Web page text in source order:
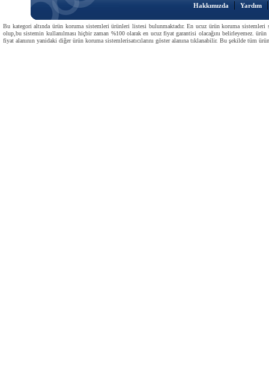
Hakkımızda | Yardım
Bu kategori altında ürün koruma sistemleri ürünleri listesi bulunmaktadır. En ucuz ürün koruma
olup,bu sistemin kullanılması hiçbir zaman %100 olarak en ucuz fiyat garantisi olacağını belirleyemez.
fiyat alanının yanidaki diğer ürün koruma sistemlerisatıcılarını göster alanına tıklanabilir. Bu şekilde tüm